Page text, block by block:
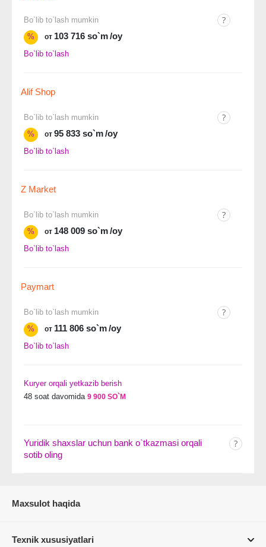
Bo`lib to`lash mumkin
%
от 103 716 so`m/oy
Bo`lib to`lash
Alif Shop
Bo`lib to`lash mumkin
%
от 95 833 so`m/oy
Bo`lib to`lash
Z Market
Bo`lib to`lash mumkin
%
от 148 009 so`m/oy
Bo`lib to`lash
Paymart
Bo`lib to`lash mumkin
%
от 111 806 so`m/oy
Bo`lib to`lash
Kuryer orqali yetkazib berish
48 soat davomida 9 900 SO`M
Yuridik shaxslar uchun bank o`tkazmasi orqali
sotib oling
Maxsulot haqida
Texnik xususiyatlari